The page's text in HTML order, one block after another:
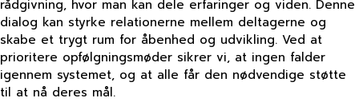
rådgivning, hvor man kan dele erfaringer og viden. Denne
dialog kan styrke relationerne mellem deltagerne og
skabe et trygt rum for åbenhed og udvikling. Ved at
prioritere opfølgningsmøder sikrer vi, at ingen falder
igennem systemet, og at alle får den nødvendige støtte
til at nå deres mål.